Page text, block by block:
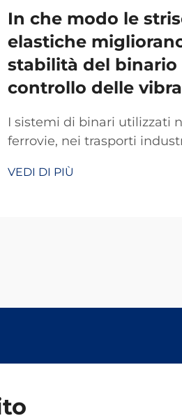
In che modo le
elastiche
stabilità del binario
controllo delle
I sistemi di binari utilizzati
ferrovie, nei trasporti
costantemente esposti a
VEDI DI PIÙ